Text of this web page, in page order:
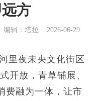
方
编辑：塔拉
2026-06-29
里夜未央文化街区
开放，青草铺展、
费融为一体，让市